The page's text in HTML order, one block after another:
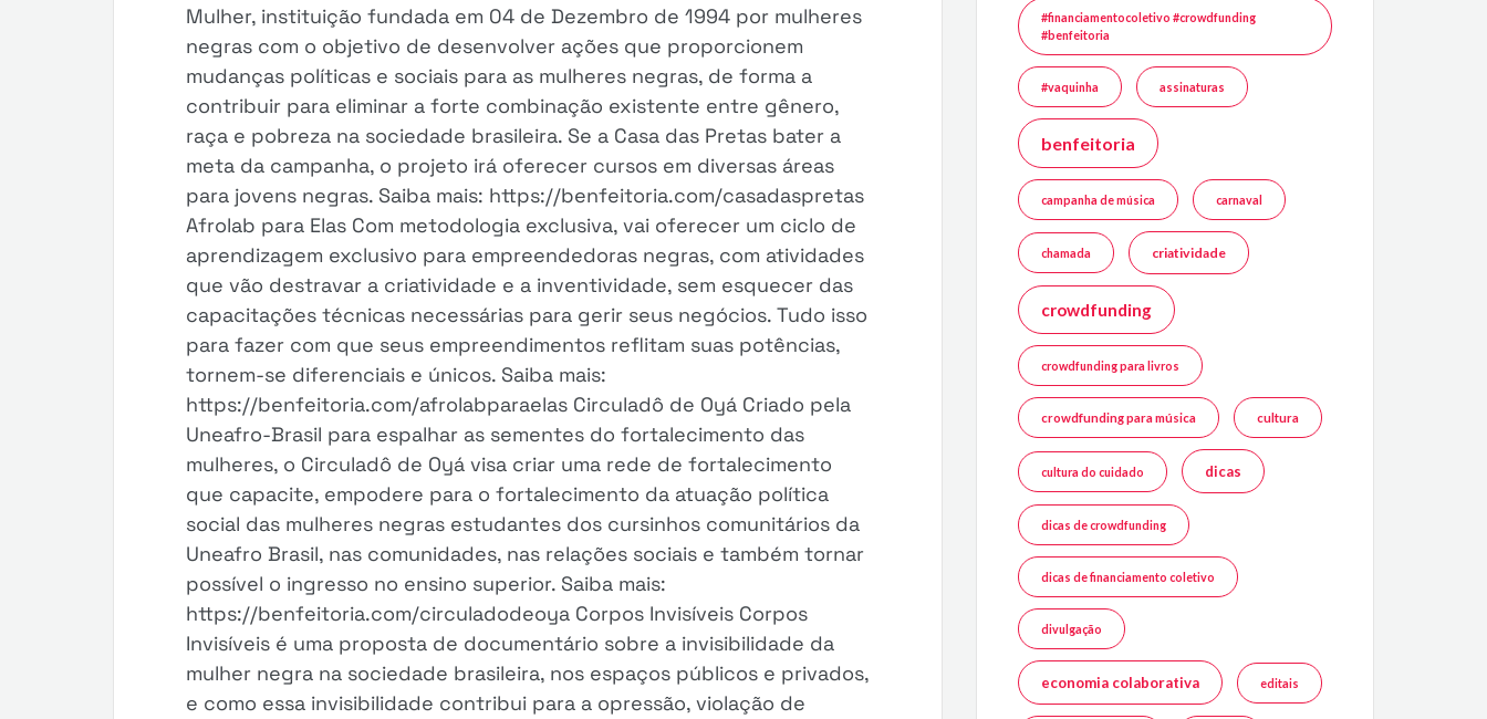
Mulher, instituição fundada em 04 de Dezembro de 1994 por mulheres
negras com o objetivo de desenvolver ações que proporcionem
mudanças políticas e sociais para as mulheres negras, de forma a
contribuir para eliminar a forte combinação existente entre gênero,
raça e pobreza na sociedade brasileira. Se a Casa das Pretas bater a
meta da campanha, o projeto irá oferecer cursos em diversas áreas
para jovens negras. Saiba mais: https://benfeitoria.com/casadaspretas
Afrolab para Elas Com metodologia exclusiva, vai oferecer um ciclo de
aprendizagem exclusivo para empreendedoras negras, com atividades
que vão destravar a criatividade e a inventividade, sem esquecer das
capacitações técnicas necessárias para gerir seus negócios. Tudo isso
para fazer com que seus empreendimentos reflitam suas potências,
tornem-se diferenciais e únicos. Saiba mais:
https://benfeitoria.com/afrolabparaelas Circuladô de Oyá Criado pela
Uneafro-Brasil para espalhar as sementes do fortalecimento das
mulheres, o Circuladô de Oyá visa criar uma rede de fortalecimento
que capacite, empodere para o fortalecimento da atuação política
social das mulheres negras estudantes dos cursinhos comunitários da
Uneafro Brasil, nas comunidades, nas relações sociais e também tornar
possível o ingresso no ensino superior. Saiba mais:
https://benfeitoria.com/circuladodeoya Corpos Invisíveis Corpos
Invisíveis é uma proposta de documentário sobre a invisibilidade da
mulher negra na sociedade brasileira, nos espaços públicos e privados,
e como essa invisibilidade contribui para a opressão, violação de
#financiamentocoletivo #crowdfunding
#benfeitoria
#vaquinha assinaturas
benfeitoria
campanha de música carnaval
chamada criatividade
crowdfunding
crowdfunding para livros
crowdfunding para música cultura
cultura do cuidado dicas
dicas de crowdfunding
dicas de financiamento coletivo
divulgação
economia colaborativa editais